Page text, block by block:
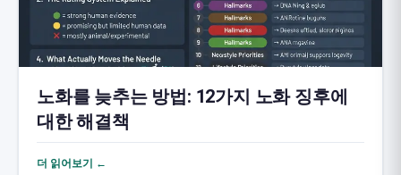
노화를 늦추는 방법: 12가지 노화 징후에
대한 해결책
더 읽어보기 ←